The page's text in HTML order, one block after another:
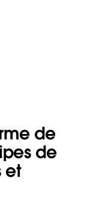
de
de
et